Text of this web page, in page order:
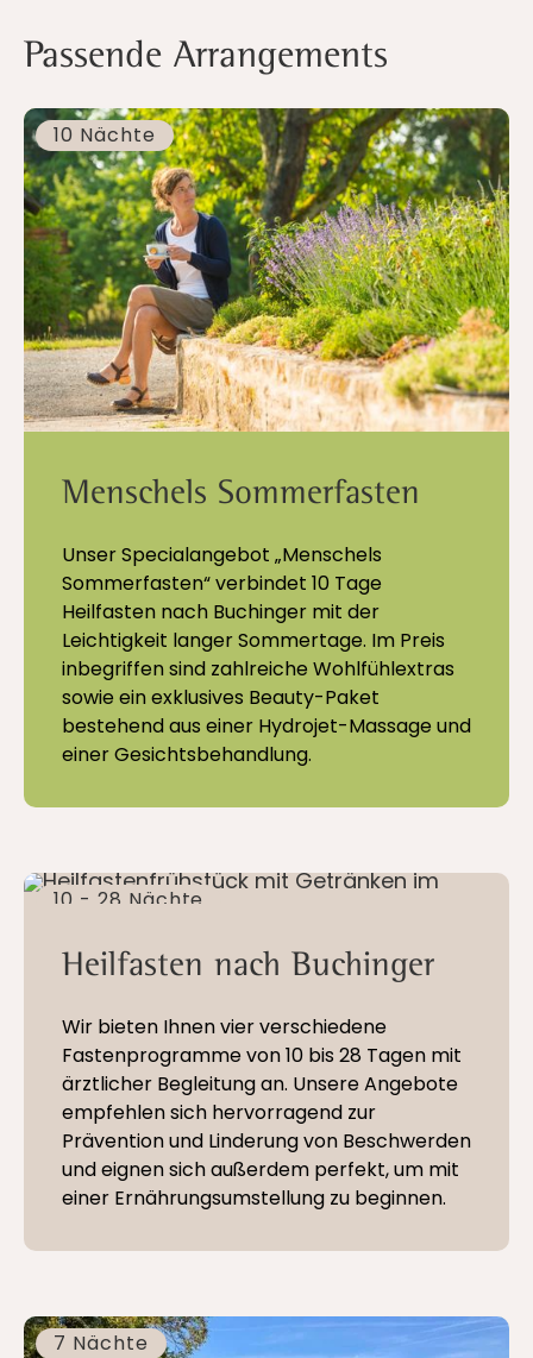
Passende Arrangements
10 Nächte
Menschels Sommerfasten
Unser Specialangebot „Menschels
Sommerfasten“ verbindet 10 Tage
Heilfasten nach Buchinger mit der
Leichtigkeit langer Sommertage. Im Preis
inbegriffen sind zahlreiche Wohlfühlextras
sowie ein exklusives Beauty-Paket
bestehend aus einer Hydrojet-Massage und
einer Gesichtsbehandlung.
10 - 28 Nächte
Heilfasten nach Buchinger
Wir bieten Ihnen vier verschiedene
Fastenprogramme von 10 bis 28 Tagen mit
ärztlicher Begleitung an. Unsere Angebote
empfehlen sich hervorragend zur
Prävention und Linderung von Beschwerden
und eignen sich außerdem perfekt, um mit
einer Ernährungsumstellung zu beginnen.
7 Nächte